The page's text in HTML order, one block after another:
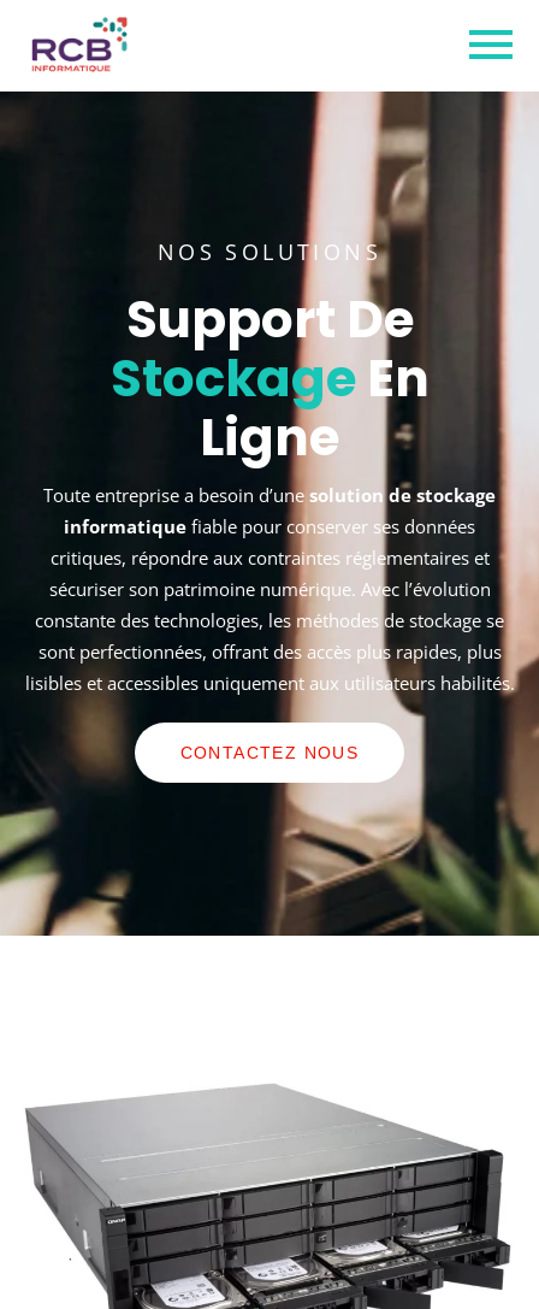
NOS SOLUTIONS
Support De
StockageEn
Ligne
Toute entreprise a besoin d’une solution de stockage
informatique fiable pour conserver ses données
critiques, répondre aux contraintes réglementaires et
sécuriser son patrimoine numérique. Avec l’évolution
constante des technologies, les méthodes de stockage se
sont perfectionnées, offrant des accès plus rapides, plus
lisibles et accessibles uniquement aux utilisateurs habilités.
CONTACTEZ NOUS